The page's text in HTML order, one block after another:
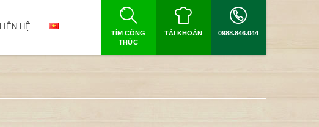
LIÊN HỆ
TÌM CÔNG
THỨC
TÀI KHOẢN 0988.846.044